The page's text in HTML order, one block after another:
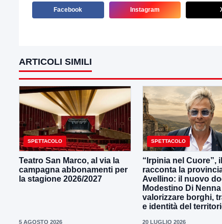
Facebook Instagram
ARTICOLI SIMILI
SPETTACOLO
Teatro San Marco, al via la
campagna abbonamenti per
la stagione 2026/2027
5 AGOSTO 2026
SPETTACOLO
“Irpinia nel Cuore”,
racconta la
Avellino: il nuovo
Modestino Di
valorizzare borghi,
e identità del
20 LUGLIO 2026